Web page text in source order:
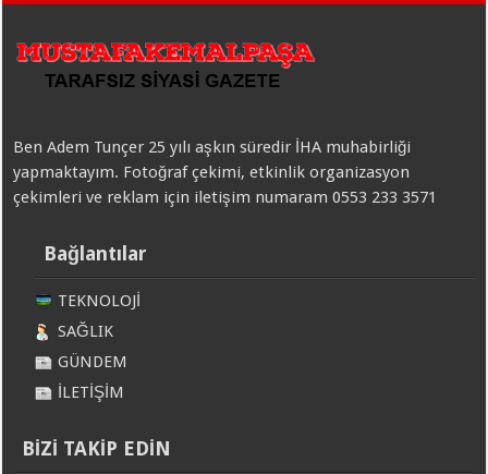
Ben Adem Tunçer 25 yılı aşkın süredir İHA muhabirliği
yapmaktayım. Fotoğraf çekimi, etkinlik organizasyon
çekimleri ve reklam için iletişim numaram 0553 233 3571
Bağlantılar
TEKNOLOJİ
SAĞLIK
GÜNDEM
İLETİŞİM
BİZİ TAKİP EDİN